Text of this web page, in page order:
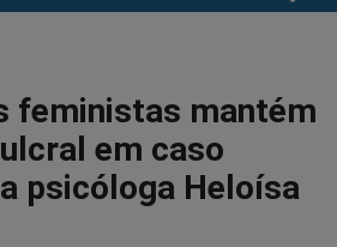
no
no
Messenger
no
Telegram
no
Gettr
feministas mantém
em caso
psicóloga Heloísa